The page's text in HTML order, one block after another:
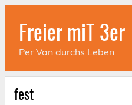
Skip
contentFreier miT 3er
Per Van durchs Leben
fest